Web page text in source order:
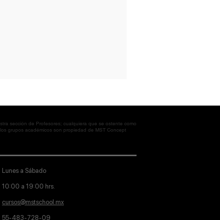
sección de Profesores; cualquiera que se ostente como
grupos académicos son propiedad de MST Concept
Lunes a Sábado
10:00 a 19:00 hrs.
cursos@mstschool.mx
55-483-728-09